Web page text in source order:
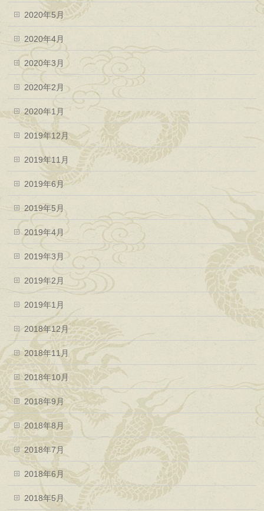
2020年5月
2020年4月
2020年3月
2020年2月
2020年1月
2019年12月
2019年11月
2019年6月
2019年5月
2019年4月
2019年3月
2019年2月
2019年1月
2018年12月
2018年11月
2018年10月
2018年9月
2018年8月
2018年7月
2018年6月
2018年5月